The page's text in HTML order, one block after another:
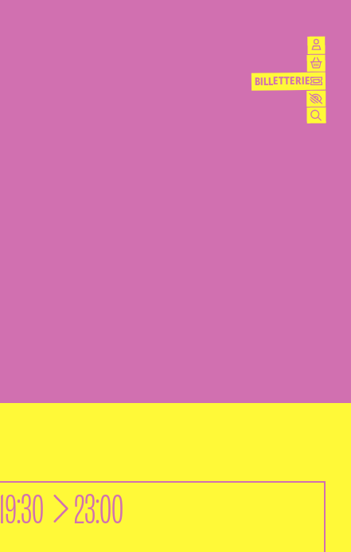
BILLETTERIE
19:30 à
23:00
BILLETTERIE